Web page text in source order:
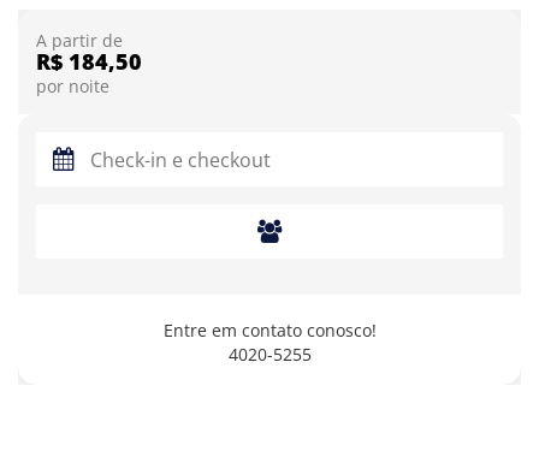
A partir de
R$ 184,50
por noite
Entre em contato conosco!
4020-5255